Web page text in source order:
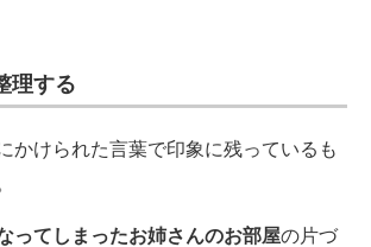
理する
けられた言葉で印象に残っているも
ってしまったお姉さんのお部屋の片づ